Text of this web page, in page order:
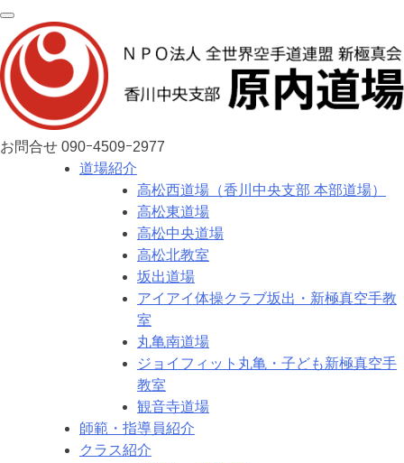
お問合せ 090ｰ4509ｰ2977
道場紹介
高松西道場（香川中央支部 本部道場）
高松東道場
高松中央道場
高松北教室
坂出道場
アイアイ体操クラブ坂出・新極真空手教
室
丸亀南道場
ジョイフィット丸亀・子ども新極真空手
教室
観音寺道場
師範・指導員紹介
クラス紹介